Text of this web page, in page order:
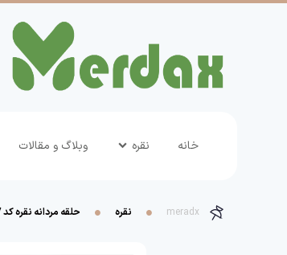
خانه نقره وبلاگ و مقالات
meradx نقره حلقه مردانه نقره کد 547